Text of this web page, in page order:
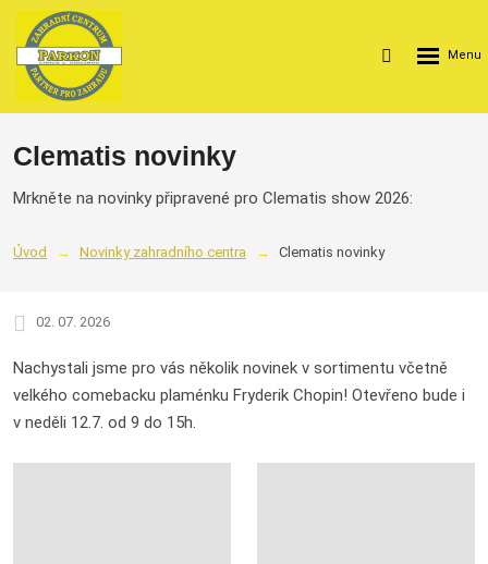
Vyhledávání
Rozbalení
Clematis novinky
Mrkněte na novinky připravené pro Clematis show 2026:
Úvod Novinky zahradního centra Clematis novinky
02. 07. 2026
Nachystali jsme pro vás několik novinek v sortimentu včetně
velkého comebacku plaménku Fryderik Chopin! Otevřeno bude i
v neděli 12.7. od 9 do 15h.